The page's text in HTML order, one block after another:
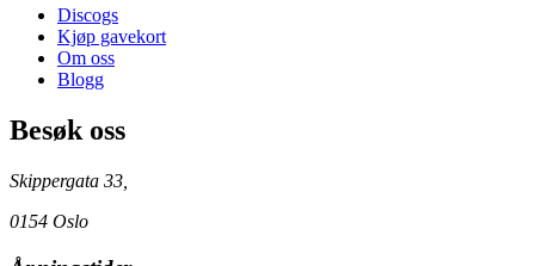
Discogs
Kjøp gavekort
Om oss
Blogg
Besøk oss
Skippergata 33,
0154 Oslo